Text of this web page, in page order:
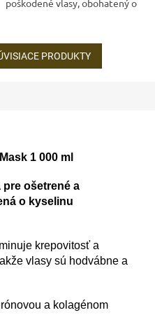
poškodené vlasy, obohatený o
PRODUKTY
1 000 ml
​​pre ošetrené a
o kyselinu
krepovitosť a
vlasy sú hodvábne a
a kolagénom